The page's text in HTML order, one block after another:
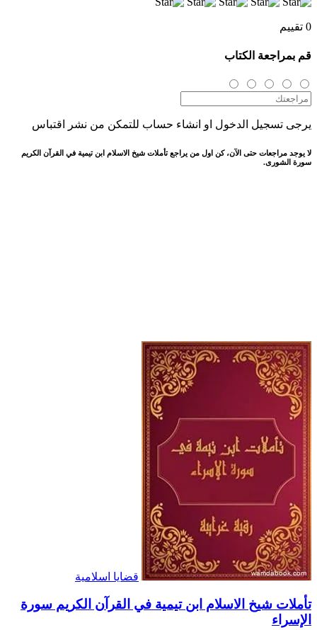
0 تقييم
قم بمراجعة الكتاب
يرجى تسجيل الدخول او انشاء حساب للتمكن من نشر اقتباس
لا يوجد مراجعات حتى الآن، كن اول من يراجع تأملات شيخ الاسلام ابن تيمية في القرآن الكريم
سورة الشورى.
قضايا اسلامية
تأملات شيخ الاسلام ابن تيمية في القرآن الكريم سورة
الإسراء